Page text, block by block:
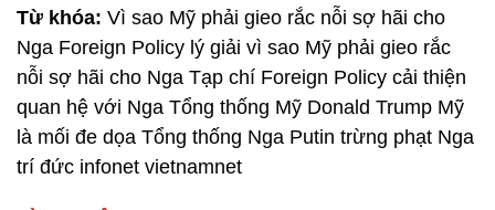
Từ khóa: Vì sao Mỹ phải gieo rắc nỗi sợ hãi cho
Nga Foreign Policy lý giải vì sao Mỹ phải gieo rắc
nỗi sợ hãi cho Nga Tạp chí Foreign Policy cải thiện
quan hệ với Nga Tổng thống Mỹ Donald Trump Mỹ
là mối đe dọa Tổng thống Nga Putin trừng phạt Nga
trí đức infonet vietnamnet